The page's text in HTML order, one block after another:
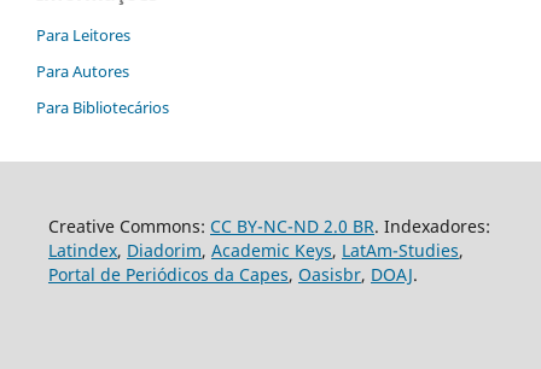
Para Leitores
Para Autores
Para Bibliotecários
Creative Commons: CC BY-NC-ND 2.0 BR. Indexadores:
Latindex, Diadorim, Academic Keys, LatAm-Studies,
Portal de Periódicos da Capes, Oasisbr, DOAJ.